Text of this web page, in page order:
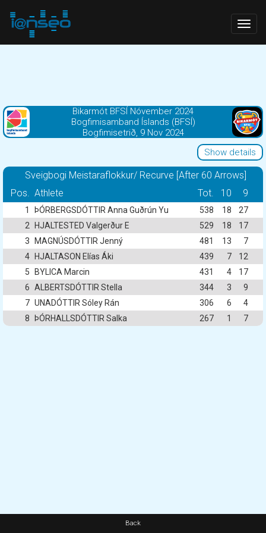
Bikarmót BFSÍ Nóvember 2024
Bogfimisamband Íslands (BFSÍ)
Bogfimisetrið, 9 Nov 2024
Show details
Sveigbogi Meistaraflokkur/ Recurve [After 60 Arrows]
Pos. Athlete Tot. 10 9
1 ÞÓRBERGSDÓTTIR Anna Guðrún Yu 538 18
27
2
HJALTESTED Valgerður E 529 18
17
3
MAGNÚSDÓTTIR Jenný 481 13
7
4
HJALTASON Elías Áki 439 7
12
5
BYLICA Marcin 431 4
17
6 ALBERTSDÓTTIR Stella 344 3
9
7 UNADÓTTIR Sóley Rán 306 6
4
8
ÞÓRHALLSDÓTTIR Salka 267 1 7
Back